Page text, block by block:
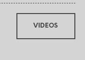
VIDEOS